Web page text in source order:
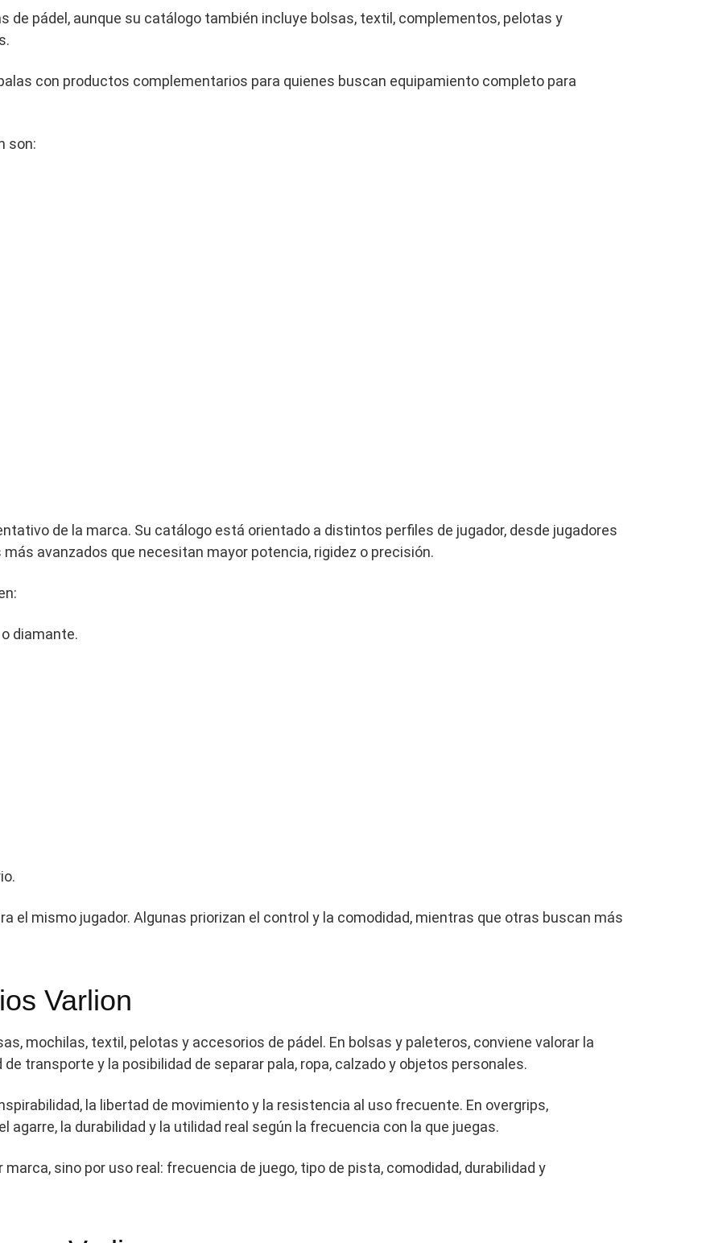
de pádel, aunque su catálogo también incluye bolsas, textil, complementos, pelotas y
con productos complementarios para quienes buscan equipamiento completo para
son:
de la marca. Su catálogo está orientado a distintos perfiles de jugador, desde jugadores
avanzados que necesitan mayor potencia, rigidez o precisión.
diamante.
el mismo jugador. Algunas priorizan el control y la comodidad, mientras que otras buscan más
Varlion
mochilas, textil, pelotas y accesorios de pádel. En bolsas y paleteros, conviene valorar la
transporte y la posibilidad de separar pala, ropa, calzado y objetos personales.
la libertad de movimiento y la resistencia al uso frecuente. En overgrips,
la durabilidad y la utilidad real según la frecuencia con la que juegas.
sino por uso real: frecuencia de juego, tipo de pista, comodidad, durabilidad y